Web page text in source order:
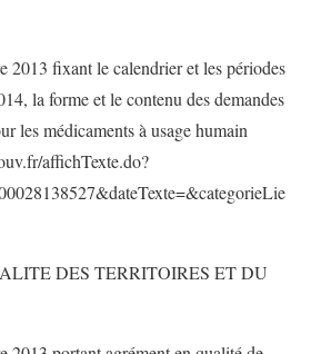
2013 fixant le calendrier et les périodes
la forme et le contenu des demandes
les médicaments à usage humain
affichTexte.do?
DES TERRITOIRES ET DU